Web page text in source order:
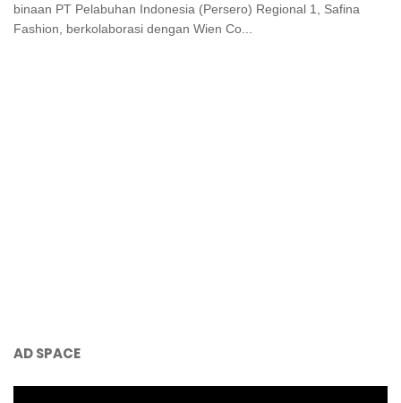
binaan PT Pelabuhan Indonesia (Persero) Regional 1, Safina
Fashion, berkolaborasi dengan Wien Co...
AD SPACE